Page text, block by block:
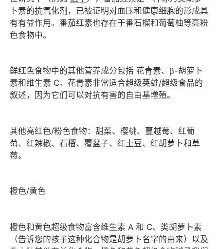
卜素的抗氧化剂，已被证明对血压和健康细胞的形成具
有有益作用。番茄红素也存在于番石榴和葡萄柚等亮粉
色食物中。
鲜红色食物中的其他营养成分包括 花青素、β-胡萝卜
素和维生素 C。花青素非常适合超级英雄/超级食品的
叙述，因为它们可以对抗有害的自由基增殖。
其他亮红色/粉色食物：甜菜、樱桃、蔓越莓、红葡
萄、红辣椒、石榴、覆盆子、红土豆、红胡萝卜和草
莓。
橙色/黄色
橙色和黄色超级食物富含维生素 A 和 C、类胡萝卜素
（告诉您的孩子这种化合物是胡萝卜名字的由来）以及